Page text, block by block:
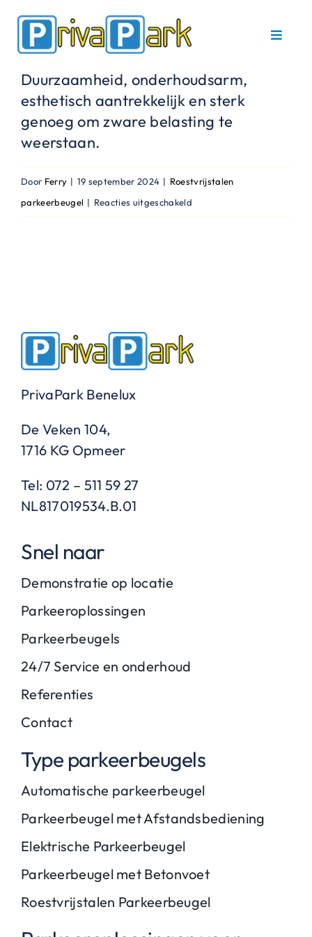
inhoud
Toggle
Home
Parkeerbeugels
Duurzaamheid, onderhoudsarm,
esthetisch aantrekkelijk en sterk
genoeg om zware belasting te
weerstaan.
Door Ferry | 19 september 2024 | Roestvrijstalen
parkeerbeugel | Reacties uitgeschakeldvoor
parkeerbeugels?
PrivaPark Benelux
De Veken 104,
1716 KG Opmeer
Tel: 072 – 511 59 27
NL817019534.B.01
Snel naar
Demonstratie op locatie
Parkeeroplossingen
Parkeerbeugels
24/7 Service en onderhoud
Referenties
Contact
Type parkeerbeugels
Automatische parkeerbeugel
Parkeerbeugel met Afstandsbediening
Elektrische Parkeerbeugel
Parkeerbeugel met Betonvoet
Roestvrijstalen Parkeerbeugel